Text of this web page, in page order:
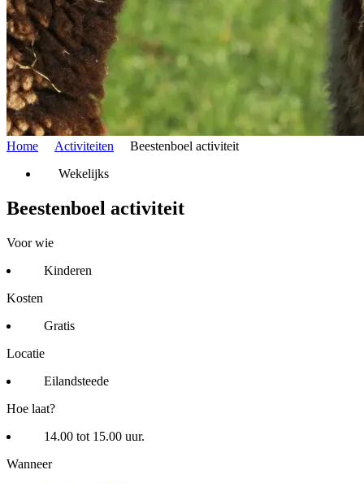
Home Activiteiten
Beestenboel activiteit
Wekelijks
Beestenboel activiteit
Voor wie
Kinderen
Kosten
Gratis
Locatie
Eilandsteede
Hoe laat?
14.00 tot 15.00 uur.
Wanneer